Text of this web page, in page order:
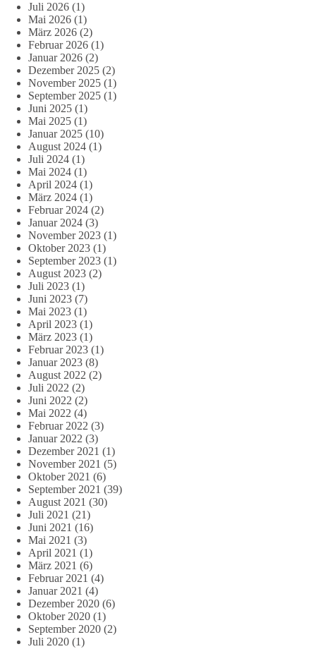
Juli 2026 (1)
Mai 2026 (1)
März 2026 (2)
Februar 2026 (1)
Januar 2026 (2)
Dezember 2025 (2)
November 2025 (1)
September 2025 (1)
Juni 2025 (1)
Mai 2025 (1)
Januar 2025 (10)
August 2024 (1)
Juli 2024 (1)
Mai 2024 (1)
April 2024 (1)
März 2024 (1)
Februar 2024 (2)
Januar 2024 (3)
November 2023 (1)
Oktober 2023 (1)
September 2023 (1)
August 2023 (2)
Juli 2023 (1)
Juni 2023 (7)
Mai 2023 (1)
April 2023 (1)
März 2023 (1)
Februar 2023 (1)
Januar 2023 (8)
August 2022 (2)
Juli 2022 (2)
Juni 2022 (2)
Mai 2022 (4)
Februar 2022 (3)
Januar 2022 (3)
Dezember 2021 (1)
November 2021 (5)
Oktober 2021 (6)
September 2021 (39)
August 2021 (30)
Juli 2021 (21)
Juni 2021 (16)
Mai 2021 (3)
April 2021 (1)
März 2021 (6)
Februar 2021 (4)
Januar 2021 (4)
Dezember 2020 (6)
Oktober 2020 (1)
September 2020 (2)
Juli 2020 (1)